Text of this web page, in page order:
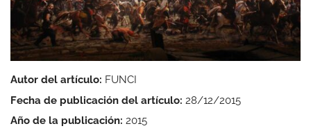
Autor del artículo: FUNCI
Fecha de publicación del artículo: 28/12/2015
Año de la publicación: 2015